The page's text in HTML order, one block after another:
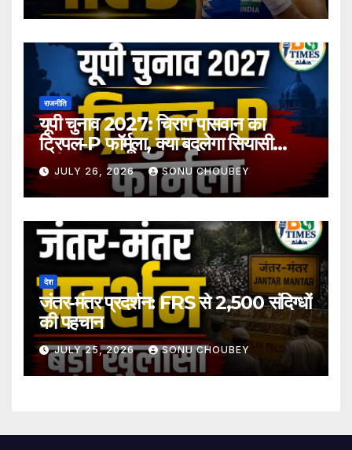
राजनीति
यूपी चुनाव 2027: चिराग पासवान का
ट्रिपल-P फॉर्मूला, क्या बदलेगा सियासी
समीकरण?
JULY 26, 2026 SONU CHOUBEY
देश
जंतर-मंतर प्रदर्शन: FRS से 2,500 संदिग्धों
की पहचान
JULY 25, 2026 SONU CHOUBEY